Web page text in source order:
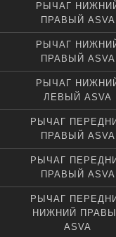
РЫЧАГ
ПРАВЫЙ ASVA
РЫЧАГ
ПРАВЫЙ ASVA
РЫЧАГ
ЛЕВЫЙ ASVA
РЫЧАГ
ПРАВЫЙ ASVA
РЫЧАГ
ПРАВЫЙ ASVA
РЫЧАГ
НИЖНИЙ
ASVA